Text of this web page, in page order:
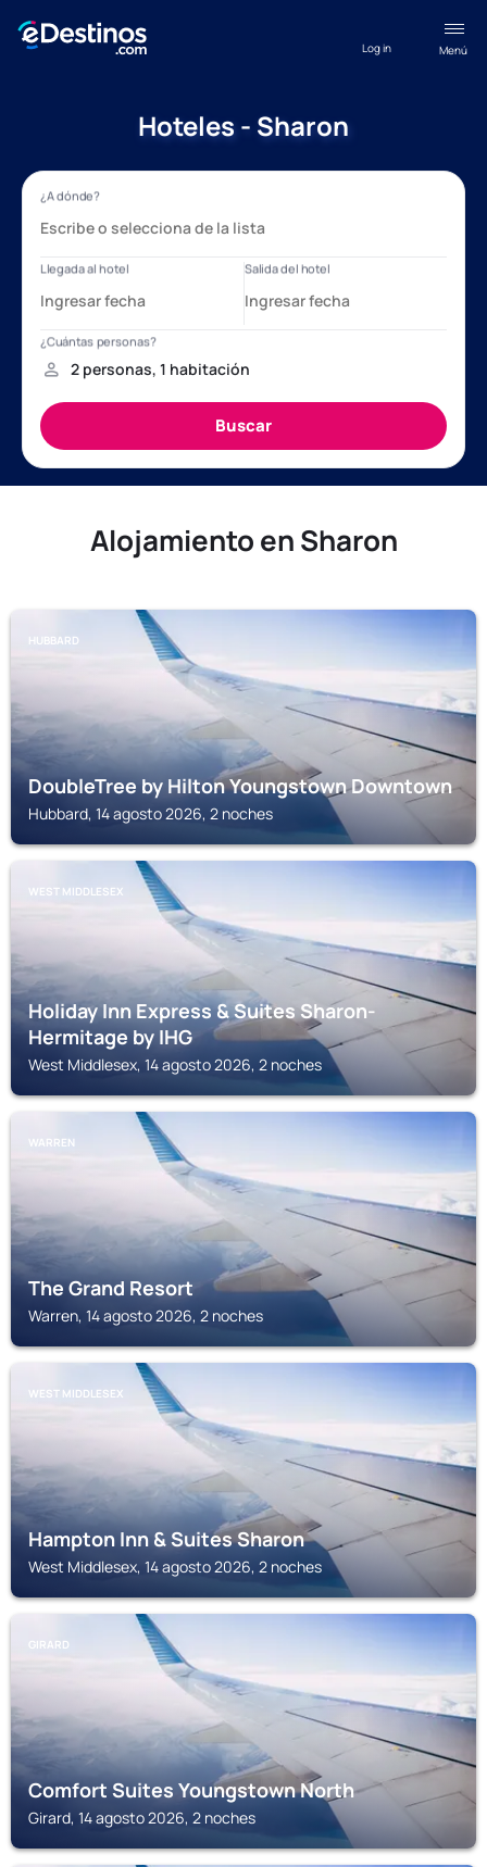
Menú
Log in
Hoteles - Sharon
Alojamiento en Sharon
HUBBARD
DoubleTree by Hilton Youngstown Downtown
Hubbard, 14 agosto 2026, 2 noches
WEST MIDDLESEX
Holiday Inn Express & Suites Sharon-
Hermitage by IHG
West Middlesex, 14 agosto 2026, 2 noches
WARREN
The Grand Resort
Warren, 14 agosto 2026, 2 noches
WEST MIDDLESEX
Hampton Inn & Suites Sharon
West Middlesex, 14 agosto 2026, 2 noches
GIRARD
Comfort Suites Youngstown North
Girard, 14 agosto 2026, 2 noches